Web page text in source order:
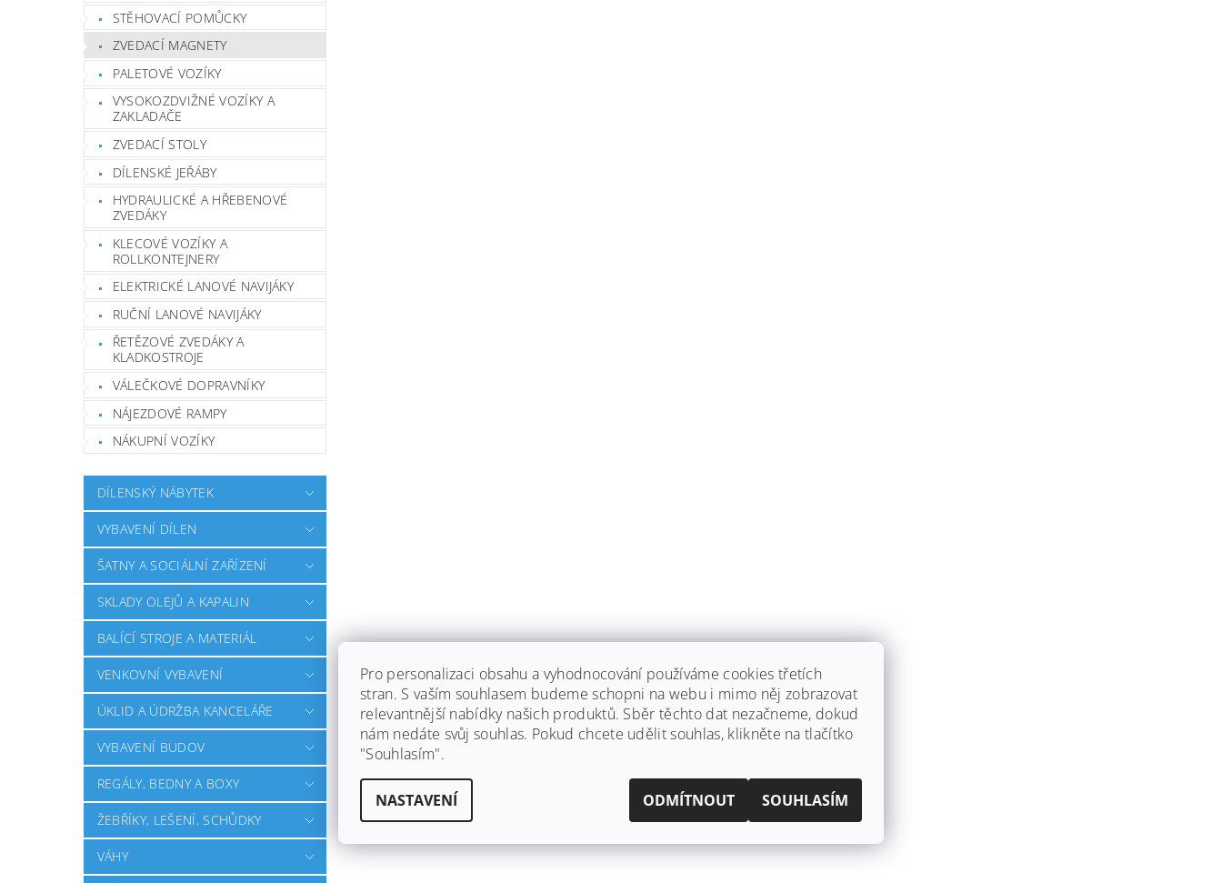
STĚHOVACÍ POMŮCKY
ZVEDACÍ MAGNETY
PALETOVÉ VOZÍKY
VYSOKOZDVIŽNÉ VOZÍKY A
ZAKLADAČE
ZVEDACÍ STOLY
DÍLENSKÉ JEŘÁBY
HYDRAULICKÉ A HŘEBENOVÉ
ZVEDÁKY
KLECOVÉ VOZÍKY A
ROLLKONTEJNERY
ELEKTRICKÉ LANOVÉ NAVIJÁKY
RUČNÍ LANOVÉ NAVIJÁKY
ŘETĚZOVÉ ZVEDÁKY A
KLADKOSTROJE
VÁLEČKOVÉ DOPRAVNÍKY
NÁJEZDOVÉ RAMPY
NÁKUPNÍ VOZÍKY
DÍLENSKÝ NÁBYTEK
VYBAVENÍ DÍLEN
ŠATNY A SOCIÁLNÍ ZAŘÍZENÍ
SKLADY OLEJŮ A KAPALIN
BALÍCÍ STROJE A MATERIÁL
VENKOVNÍ VYBAVENÍ
ÚKLID A ÚDRŽBA KANCELÁŘE
VYBAVENÍ BUDOV
REGÁLY, BEDNY A BOXY
ŽEBŘÍKY, LEŠENÍ, SCHŮDKY
VÁHY
Pro personalizaci obsahu a vyhodnocování používáme cookies třetích
stran. S vaším souhlasem budeme schopni na webu i mimo něj zobrazovat
relevantnější nabídky našich produktů. Sběr těchto dat nezačneme, dokud
nám nedáte svůj souhlas. Pokud chcete udělit souhlas, klikněte na tlačítko
"Souhlasím".
NASTAVENÍ ODMÍTNOUT SOUHLASÍM